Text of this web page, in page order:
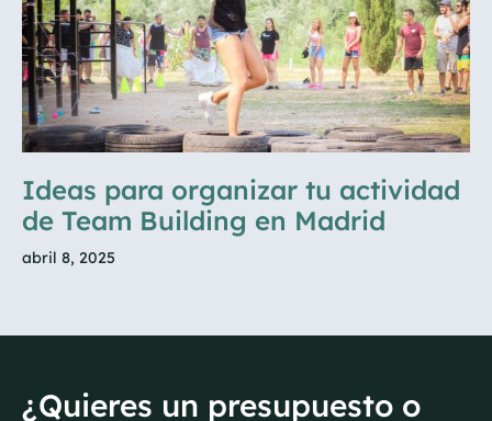
Ideas para organizar tu actividad
de Team Building en Madrid
abril 8, 2025
¿Quieres un presupuesto o